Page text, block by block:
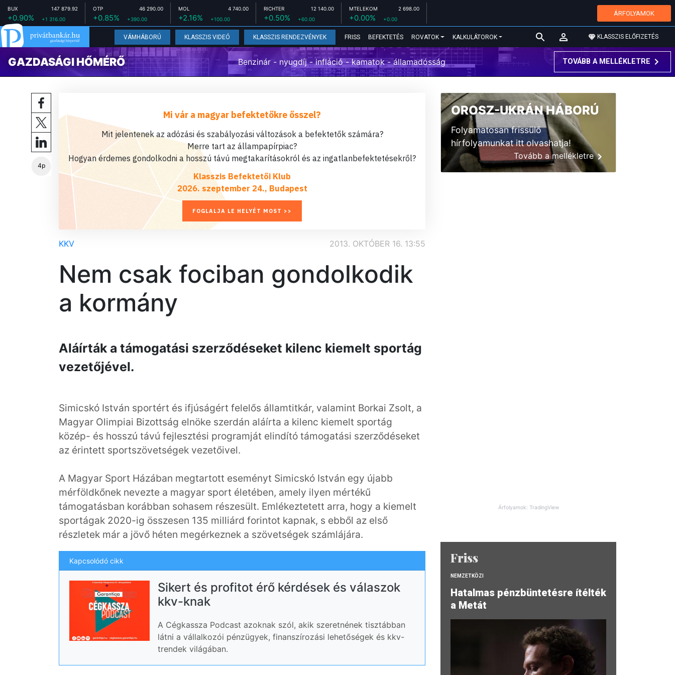
BUX 147 879.92
+0.90% +1 316.00
OTP 46 290.00
+0.85% +390.00
MOL 4 740.00
+2.16% +100.00
RICHTER 12 140.00
+0.50% +60.00
MTELEKOM 2 698.00
+0.00% +0.00
ÁRFOLYAMOK
VÁMHÁBORÚ KLASSZIS VIDEÓ KLASSZIS RENDEZVÉNYEK FRISS BEFEKTETÉS ROVATOK KALKULÁTOROK KLASSZIS ELŐFIZETÉS
GAZDASÁGI HŐMÉRŐ Benzinár - nyugdíj - infláció - kamatok - államadósság TOVÁBB A MELLÉKLETRE
4p
Mi vár a magyar befektetőkre ősszel?
Mit jelentenek az adózási és szabályozási változások a befektetők számára?
Merre tart az állampapírpiac?
Hogyan érdemes gondolkodni a hosszú távú megtakarításokról és az ingatlanbefektetésekről?
Klasszis Befektetői Klub
2026. szeptember 24., Budapest
FOGLALJA LE HELYÉT MOST >>
KKV 2013. OKTÓBER 16. 13:55
Nem csak fociban gondolkodik
a kormány
Aláírták a támogatási szerződéseket kilenc kiemelt sportág
vezetőjével.
Simicskó István sportért és ifjúságért felelős államtitkár, valamint Borkai Zsolt, a
Magyar Olimpiai Bizottság elnöke szerdán aláírta a kilenc kiemelt sportág
közép- és hosszú távú fejlesztési programját elindító támogatási szerződéseket
az érintett sportszövetségek vezetőivel.
A Magyar Sport Házában megtartott eseményt Simicskó István egy újabb
mérföldkőnek nevezte a magyar sport életében, amely ilyen mértékű
támogatásban korábban sohasem részesült. Emlékeztetett arra, hogy a kiemelt
sportágak 2020-ig összesen 135 milliárd forintot kapnak, s ebből az első
részletek már a jövő héten megérkeznek a szövetségek számlájára.
Kapcsolódó cikk
Sikert és profitot érő kérdések és válaszok
kkv-knak
A Cégkassza Podcast azoknak szól, akik szeretnének tisztábban
látni a vállalkozói pénzügyek, finanszírozási lehetőségek és kkv-
trendek világában.
OROSZ-UKRÁN HÁBORÚ
Folyamatosan frissülő
hírfolyamunkat itt olvashatja!
Tovább a mellékletre
Árfolyamok: TradingView
Friss
NEMZETKÖZI
Hatalmas pénzbüntetésre ítélték
a Metát